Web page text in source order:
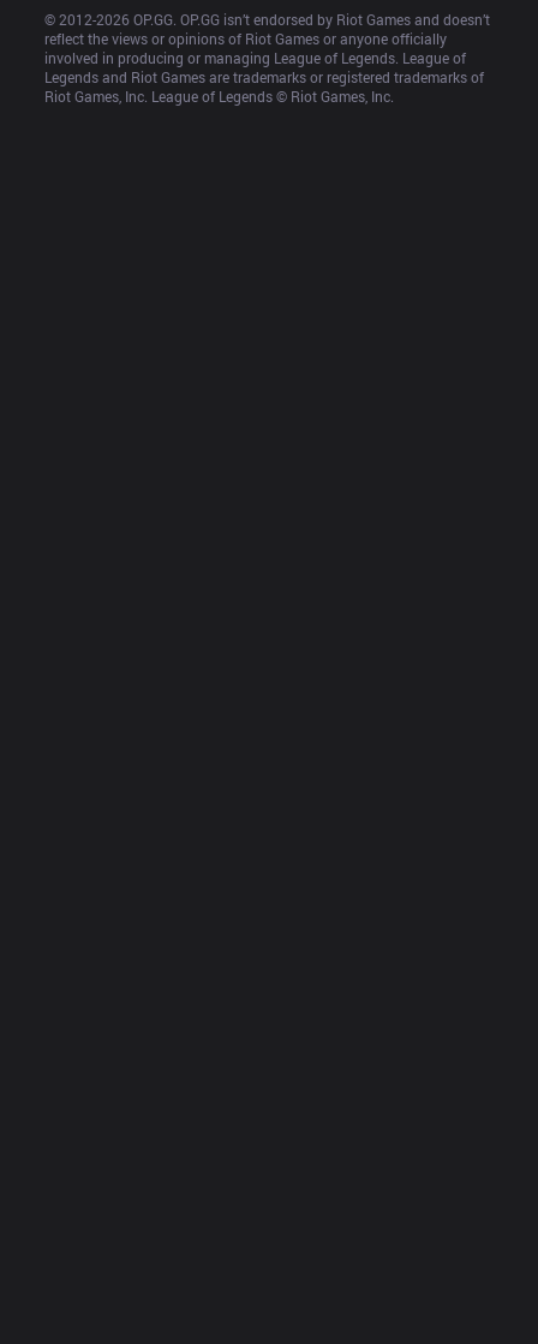
© 2012-2026 OP.GG. OP.GG isn’t endorsed by Riot Games and doesn’t
reflect the views or opinions of Riot Games or anyone officially
involved in producing or managing League of Legends. League of
Legends and Riot Games are trademarks or registered trademarks of
Riot Games, Inc. League of Legends © Riot Games, Inc.